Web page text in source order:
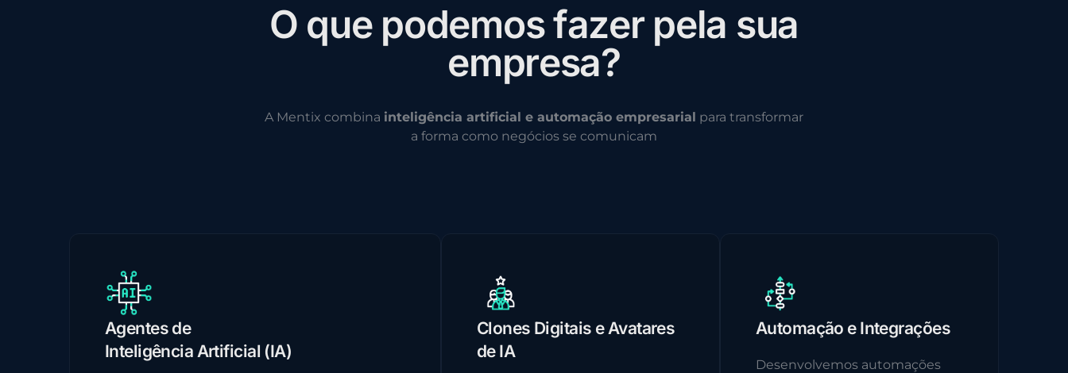
O que podemosfazer pela sua
empresa?
A Mentix combina inteligência artificial e automação empresarial para transformar
a forma como negócios se comunicam
Agentes de
Inteligência Artificial (IA)
Clones Digitais e Avatares
de IA
Automação e Integrações
Desenvolvemos automações